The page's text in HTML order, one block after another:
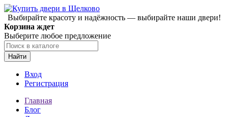
Выбирайте красоту и надёжность — выбирайте наши двери!
Корзина ждет
Выберите любое предложение
Найти
Вход
Регистрация
Главная
Блог